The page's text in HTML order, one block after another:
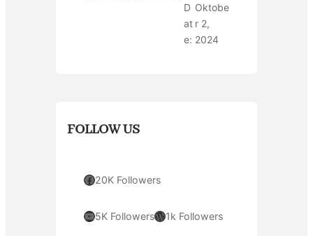
D
at
e:
Oktobe
r 2,
2024
FOLLOW US
Facebook 20K Followers
YouTube 5K FollowersWordPress 1k Followers